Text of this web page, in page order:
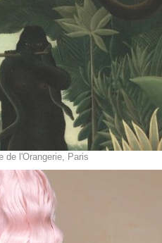
de l'Orangerie, Paris